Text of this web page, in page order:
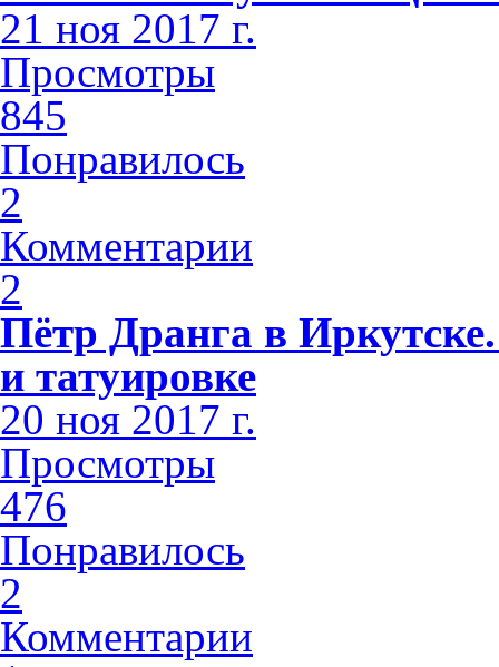
21 ноя 2017 г.
Просмотры
845
Понравилось
2
Комментарии
2
Пётр Дранга в
и татуировке
20 ноя 2017 г.
Просмотры
476
Понравилось
2
Комментарии